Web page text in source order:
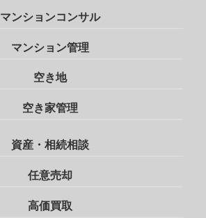
マンションコンサル
マンション管理
空き地
空き家管理
資産・相続相談
任意売却
高価買取